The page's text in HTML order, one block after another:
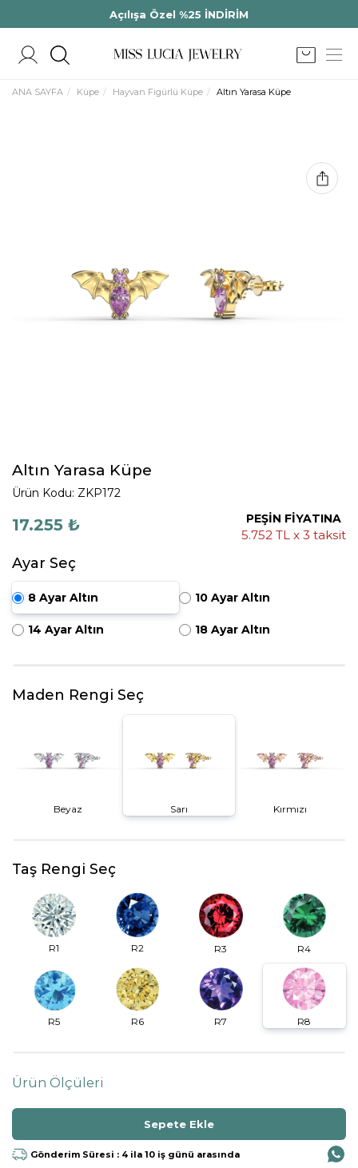
Açılışa Özel %25 İNDİRİM
ANA SAYFA Küpe Hayvan Figürlü Küpe Altın Yarasa Küpe
Altın Yarasa Küpe
Ürün Kodu: ZKP172
17.255 ₺ PEŞİN FİYATINA
5.752 TL x 3 taksit
Ayar Seç
8 Ayar Altın 10 Ayar Altın
14 Ayar Altın 18 Ayar Altın
Maden Rengi Seç
Beyaz Sarı Kırmızı
Taş Rengi Seç
R1 R2 R3 R4
R5 R6 R7 R8
Ürün Ölçüleri
Gönderim Süresi : 4 ila 10 iş günü arasında